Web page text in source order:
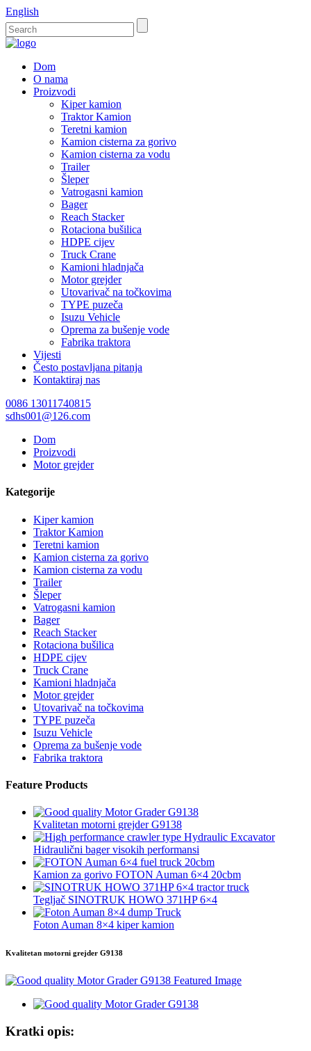
English
Dom
O nama
Proizvodi
Kiper kamion
Traktor Kamion
Teretni kamion
Kamion cisterna za gorivo
Kamion cisterna za vodu
Trailer
Šleper
Vatrogasni kamion
Bager
Reach Stacker
Rotaciona bušilica
HDPE cijev
Truck Crane
Kamioni hladnjača
Motor grejder
Utovarivač na točkovima
TYPE puzeča
Isuzu Vehicle
Oprema za bušenje vode
Fabrika traktora
Vijesti
Često postavljana pitanja
Kontaktiraj nas
0086 13011740815
sdhs001@126.com
Dom
Proizvodi
Motor grejder
Kategorije
Kiper kamion
Traktor Kamion
Teretni kamion
Kamion cisterna za gorivo
Kamion cisterna za vodu
Trailer
Šleper
Vatrogasni kamion
Bager
Reach Stacker
Rotaciona bušilica
HDPE cijev
Truck Crane
Kamioni hladnjača
Motor grejder
Utovarivač na točkovima
TYPE puzeča
Isuzu Vehicle
Oprema za bušenje vode
Fabrika traktora
Feature Products
Kvalitetan motorni grejder G9138
Hidraulični bager visokih performansi
Kamion za gorivo FOTON Auman 6×4 20cbm
Tegljač SINOTRUK HOWO 371HP 6×4
Foton Auman 8×4 kiper kamion
Kvalitetan motorni grejder G9138
Kratki opis: